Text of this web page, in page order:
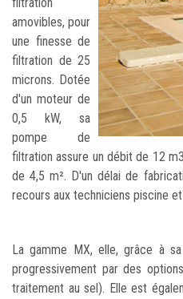
amovibles, pour
une finesse de
filtration de 25
microns. Dotée
d'un moteur de
0,5 kW, sa
pompe de
filtration assure un débit de 12
de 4,5 m². D'un délai de
recours aux techniciens piscine
La gamme MX, elle, grâce à
progressivement par des
traitement au sel). Elle est